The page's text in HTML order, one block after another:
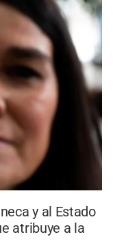
y al Estado
atribuye a la